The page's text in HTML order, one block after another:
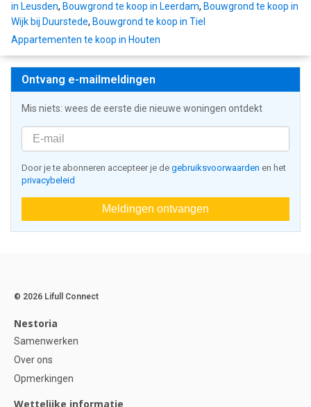
in Leusden, Bouwgrond te koop in Leerdam, Bouwgrond te koop in
Wijk bij Duurstede, Bouwgrond te koop in Tiel
Appartementen te koop in Houten
Ontvang e-mailmeldingen
Mis niets: wees de eerste die nieuwe woningen ontdekt
Door je te abonneren accepteer je de gebruiksvoorwaarden en het
privacybeleid
Meldingen ontvangen
© 2026 Lifull Connect
Nestoria
Samenwerken
Over ons
Opmerkingen
Wettelijke informatie